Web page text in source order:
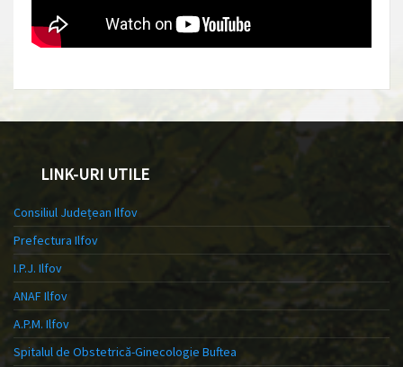
LINK-URI UTILE
Consiliul Județean Ilfov
Prefectura Ilfov
I.P.J. Ilfov
ANAF Ilfov
A.P.M. Ilfov
Spitalul de Obstetrică-Ginecologie Buftea